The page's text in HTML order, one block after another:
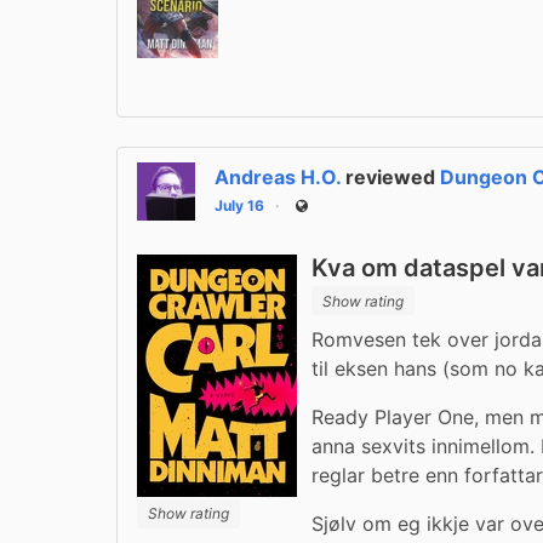
Andreas H.O. reviewed Dungeon
July 16 Public
Show rating
Kva om dataspel
Show rating
Romvesen tek over
til eksen hans (som no
Ready Player One,
anna sexvits
reglar betre enn
Sjølv om eg ikkje var